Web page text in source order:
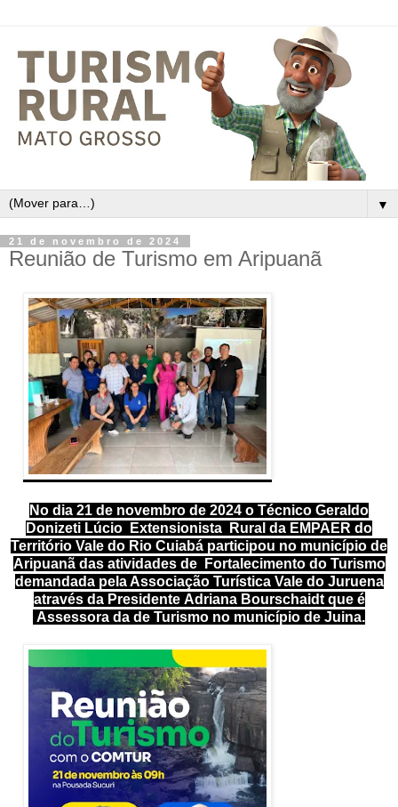
▼
21 de novembro de 2024
Reunião de Turismo em Aripuanã
No dia 21 de novembro de 2024 o Técnico Geraldo
Donizeti Lúcio Extensionista Rural da EMPAER do
Território Vale do Rio Cuiabá participou no município de
Aripuanã das atividades de Fortalecimento do Turismo
demandada pela Associação Turística Vale do Juruena
através da Presidente Adriana Bourschaidt que é
Assessora da de Turismo no município de Juina.